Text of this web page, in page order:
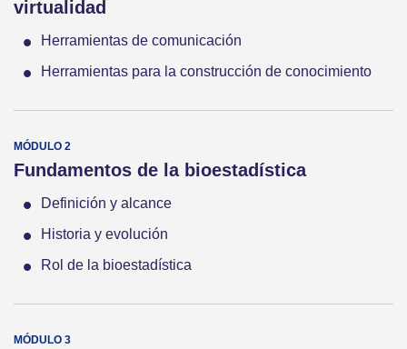
virtualidad
Herramientas de comunicación
Herramientas para la construcción de conocimiento
Fundamentos de la bioestadística
Definición y alcance
Historia y evolución
Rol de la bioestadística